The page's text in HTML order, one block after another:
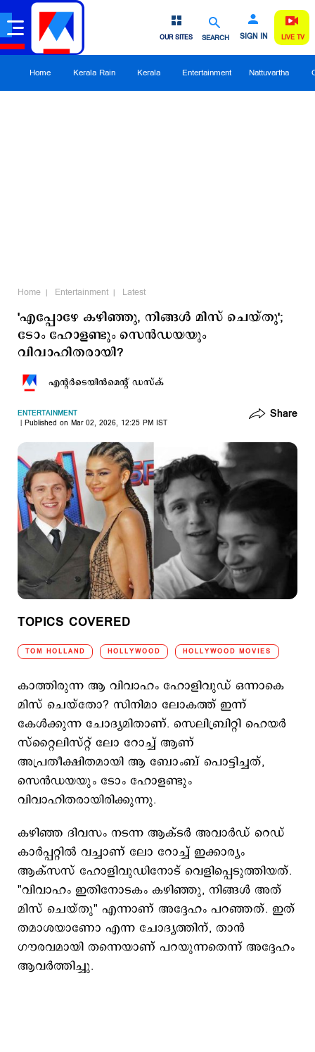
SEARCH SIGN IN
OUR SITES LIVE TV
Home Kerala Rain Kerala Entertainment Nattuvartha
Home Entertainment Latest
'എപ്പോഴേ കഴിഞ്ഞു, നിങ്ങള്‍ മിസ് ചെയ്തു';
ടോം ഹോളണ്ടും സെന്‍ഡയയും
വിവാഹിതരായി?
എന്‍റര്‍ടെയിന്‍മെന്‍റ് ഡസ്ക്
ENTERTAINMENT
Published on Mar 02, 2026, 12:25 PM IST
Share
TOPICS COVERED
TOM HOLLAND HOLLYWOOD HOLLYWOOD MOVIES
കാത്തിരുന്ന ആ വിവാഹം ഹോളിവുഡ് ഒന്നാകെ
മിസ് ചെയ്​തോ? സിനിമാ ലോകത്ത് ഇന്ന്
കേള്‍ക്കുന്ന ചോദ്യമിതാണ്. സെലിബ്രിറ്റി ഹെയര്‍
സ്റ്റൈലിസ്റ്റ് ലോ റോച്ച് ആണ്
അപ്രതീക്ഷിതമായി ആ ബോംബ് പൊട്ടിച്ചത്,
സെന്‍ഡയയും ടോം ഹോളണ്ടും
വിവാഹിതരായിരിക്കുന്നു.
കഴിഞ്ഞ ദിവസം നടന്ന ആക്ടര്‍ അവാര്‍ഡ് റെഡ്
കാര്‍പ്പറ്റില്‍ വച്ചാണ് ലോ റോച്ച് ഇക്കാര്യം
ആക്സസ് ഹോളിവുഡിനോട് വെളിപ്പെടുത്തിയത്.
"വിവാഹം ഇതിനോടകം കഴിഞ്ഞു, നിങ്ങൾ അത്
മിസ് ചെയ്തു" എന്നാണ് അദ്ദേഹം പറഞ്ഞത്. ഇത്
തമാശയാണോ എന്ന ചോദ്യത്തിന്, താൻ
ഗൗരവമായി തന്നെയാണ് പറയുന്നതെന്ന് അദ്ദേഹം
ആവർത്തിച്ചു.